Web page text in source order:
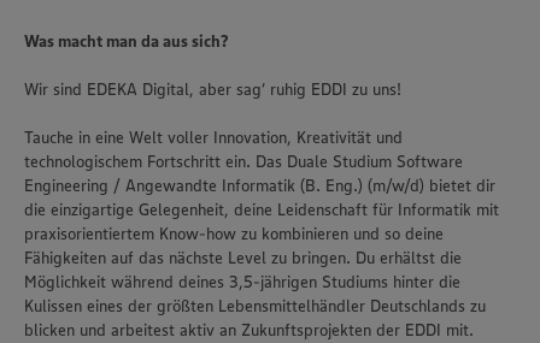
Was macht man da aus sich?
Wir sind EDEKA Digital, aber sag‘ ruhig EDDI zu uns!
Tauche in eine Welt voller Innovation, Kreativität und
technologischem Fortschritt ein. Das Duale Studium Software
Engineering / Angewandte Informatik (B. Eng.) (m/w/d) bietet dir
die einzigartige Gelegenheit, deine Leidenschaft für Informatik mit
praxisorientiertem Know-how zu kombinieren und so deine
Fähigkeiten auf das nächste Level zu bringen. Du erhältst die
Möglichkeit während deines 3,5-jährigen Studiums hinter die
Kulissen eines der größten Lebensmittelhändler Deutschlands zu
blicken und arbeitest aktiv an Zukunftsprojekten der EDDI mit.